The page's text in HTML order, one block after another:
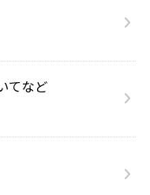
てなど